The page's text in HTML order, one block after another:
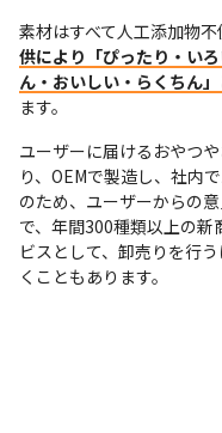
素材はすべて人工添加物不
供により「ぴったり・い
ん・おいしい・らくちん
ます。
ユーザーに届けるおやつ
り、OEMで製造し、社内
のため、ユーザーからの
で、年間300種類以上の
ビスとして、卸売りを行
くこともあります。